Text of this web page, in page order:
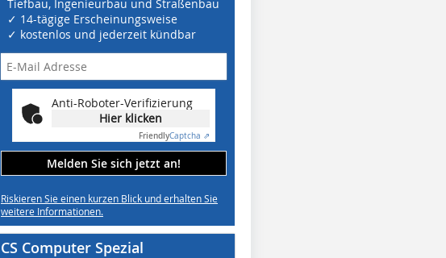
Tiefbau, Ingenieurbau und Straßenbau
✓ 14-tägige Erscheinungsweise
✓ kostenlos und jederzeit kündbar
Anti-Roboter-Verifizierung
Hier klicken
FriendlyCaptcha ⇗
Melden Sie sich jetzt an!
Riskieren Sie einen kurzen Blick und erhalten Sie
weitere Informationen.
CS Computer Spezial